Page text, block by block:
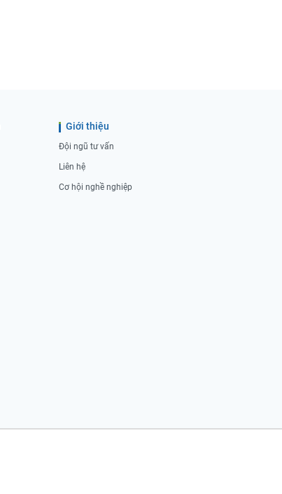
Giới thiệu
Đội ngũ tư vấn
Liên hệ
Cơ hội nghề nghiệp